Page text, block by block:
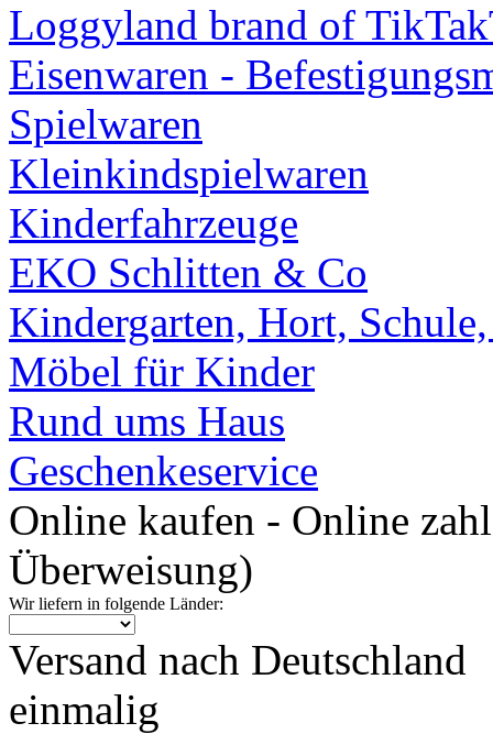
Loggyland brand of
Eisenwaren -
Spielwaren
Kleinkindspielwaren
Kinderfahrzeuge
EKO Schlitten & Co
Kindergarten, Hort,
Möbel für Kinder
Rund ums Haus
Geschenkeservice
Online kaufen - Online
Überweisung)
Wir liefern in folgende Länder:
Versand nach Deutschland
einmalig